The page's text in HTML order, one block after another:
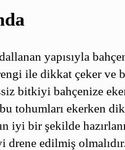
yapısıyla
ile dikkat çeker ve
bitkiyi bahçenize
tohumları ekerken
iyi bir şekilde
drene edilmiş